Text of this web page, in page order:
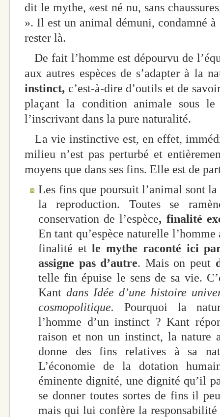
dit le mythe, «est né nu, sans
». Il est un animal démuni, condamné
rester là.
De fait l’homme est dépourvu de
aux autres espèces de s’adapter à la
instinct, c’est-à-dire d’outils et de
plaçant la condition animale sous
l’inscrivant dans la pure naturalité.
La vie instinctive est, en effet,
milieu n’est pas perturbé et
moyens que dans ses fins. Elle est de
Les fins que poursuit l’animal sont
la reproduction. Toutes se
conservation de l’espèce, finalité
En tant qu’espèce naturelle
finalité etle mythe raconté ici
assigne pas d’autre. Mais on peut
telle fin épuise le sens de sa vie.
Kant dans Idée d’une histoire
cosmopolitique. Pourquoi la
l’homme d’un instinct ? Kant
raison et non un instinct, la nature
donne des fins relatives à sa
L’économie de la dotation
éminente dignité, une dignité qu’il
se donner toutes sortes de fins il
mais qui lui confère la